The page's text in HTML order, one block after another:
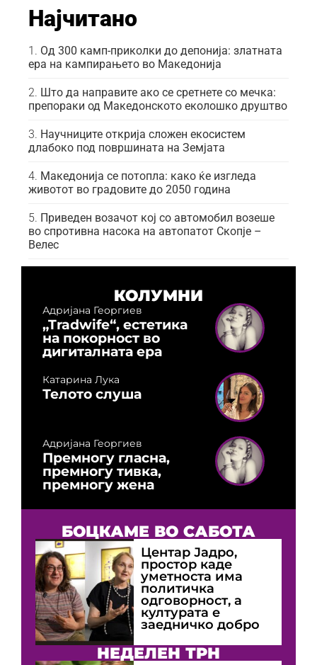
Најчитано
Од 300 камп-приколки до депонија: златната
ера на кампирањето во Македонија
Што да направите ако се сретнете со мечка:
препораки од Македонското еколошко друштво
Научниците открија сложен екосистем
длабоко под површината на Земјата
Македонија се потопла: како ќе изгледа
животот во градовите до 2050 година
Приведен возачот кој со автомобил возеше
во спротивна насока на автопатот Скопје –
Велес
КОЛУМНИ
Адријана Георгиев
„Tradwife“, естетика
на покорност во
дигиталната ера
Катарина Лука
Телото слуша
Адријана Георгиев
Премногу гласна,
премногу тивка,
премногу жена
БОЦКАМЕ ВО САБОТА
Центар Јадро,
простор каде
уметноста има
политичка
одговорност, а
културата е
заедничко добро
НЕДЕЛЕН ТРН